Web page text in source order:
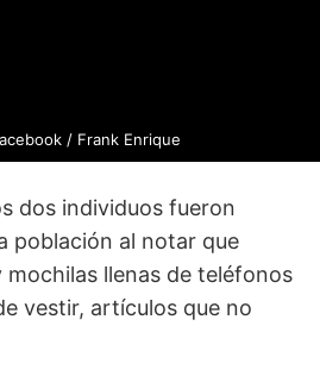
/ Frank Enrique
dos individuos fueron
población al notar que
llenas de teléfonos
vestir, artículos que no